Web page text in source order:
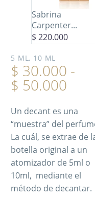
Sabrina
Carpenter...
$ 220.000
5 ML, 10 ML
$ 30.000 -
$ 50.000
Un decant es una
“muestra” del
La cuál, se extrae de
botella original a un
atomizador de 5ml o
10ml, mediante el
método de decantar.